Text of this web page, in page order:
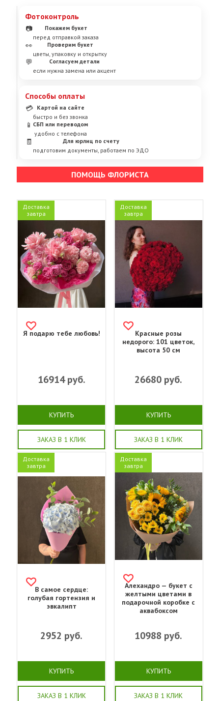
Фотоконтроль
📷
Покажем букет
перед отправкой заказа
👀
Проверим букет
цветы, упаковку и открытку
💬
Согласуем детали
если нужна замена или акцент
Способы оплаты
💳
Картой на сайте
быстро и без звонка
📱 СБП или переводом
удобно с телефона
🧾
Для юрлиц по счету
подготовим документы, работаем по ЭДО
ПОМОЩЬ ФЛОРИСТА
Доставка
завтра
Я подарю тебе любовь!
16914руб.
КУПИТЬ
ЗАКАЗ В 1 КЛИК
Доставка
завтра
Красные розы
недорого: 101 цветок,
высота 50 см
26680 руб.
КУПИТЬ
ЗАКАЗ В 1 КЛИК
Доставка
завтра
В самое сердце:
голубая гортензия и
эвкалипт
2952 руб.
КУПИТЬ
ЗАКАЗ В 1 КЛИК
Доставка
завтра
Алехандро — букет с
желтыми цветами в
подарочной коробке с
аквабоксом
10988 руб.
КУПИТЬ
ЗАКАЗ В 1 КЛИК